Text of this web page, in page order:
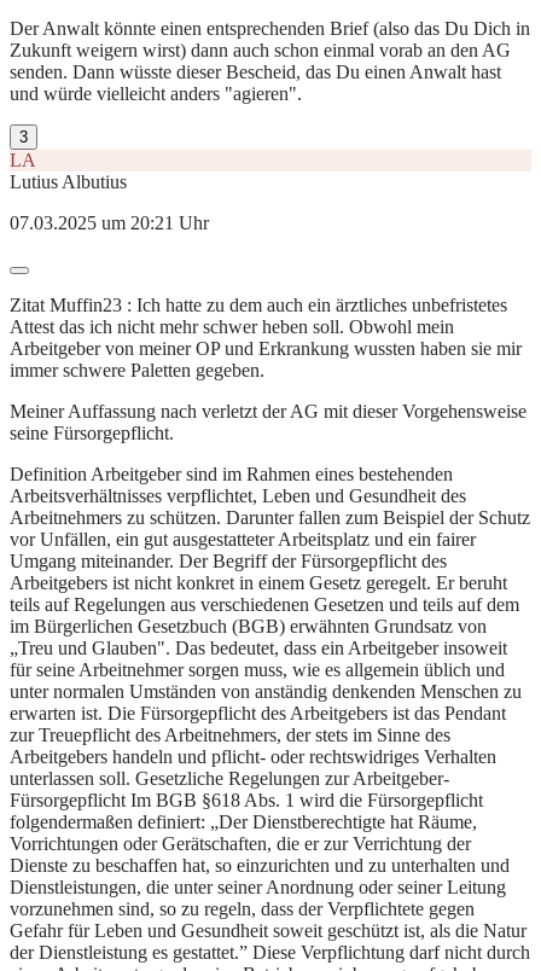
Der Anwalt könnte einen entsprechenden Brief (also das Du Dich in
Zukunft weigern wirst) dann auch schon einmal vorab an den AG
senden. Dann wüsste dieser Bescheid, das Du einen Anwalt hast
und würde vielleicht anders "agieren".
3
LA
Lutius Albutius
07.03.2025 um 20:21 Uhr
Zitat Muffin23 : Ich hatte zu dem auch ein ärztliches unbefristetes
Attest das ich nicht mehr schwer heben soll. Obwohl mein
Arbeitgeber von meiner OP und Erkrankung wussten haben sie mir
immer schwere Paletten gegeben.
Meiner Auffassung nach verletzt der AG mit dieser Vorgehensweise
seine Fürsorgepflicht.
Definition Arbeitgeber sind im Rahmen eines bestehenden
Arbeitsverhältnisses verpflichtet, Leben und Gesundheit des
Arbeitnehmers zu schützen. Darunter fallen zum Beispiel der Schutz
vor Unfällen, ein gut ausgestatteter Arbeitsplatz und ein fairer
Umgang miteinander. Der Begriff der Fürsorgepflicht des
Arbeitgebers ist nicht konkret in einem Gesetz geregelt. Er beruht
teils auf Regelungen aus verschiedenen Gesetzen und teils auf dem
im Bürgerlichen Gesetzbuch (BGB) erwähnten Grundsatz von
„Treu und Glauben". Das bedeutet, dass ein Arbeitgeber insoweit
für seine Arbeitnehmer sorgen muss, wie es allgemein üblich und
unter normalen Umständen von anständig denkenden Menschen zu
erwarten ist. Die Fürsorgepflicht des Arbeitgebers ist das Pendant
zur Treuepflicht des Arbeitnehmers, der stets im Sinne des
Arbeitgebers handeln und pflicht- oder rechtswidriges Verhalten
unterlassen soll. Gesetzliche Regelungen zur Arbeitgeber-
Fürsorgepflicht Im BGB §618 Abs. 1 wird die Fürsorgepflicht
folgendermaßen definiert: „Der Dienstberechtigte hat Räume,
Vorrichtungen oder Gerätschaften, die er zur Verrichtung der
Dienste zu beschaffen hat, so einzurichten und zu unterhalten und
Dienstleistungen, die unter seiner Anordnung oder seiner Leitung
vorzunehmen sind, so zu regeln, dass der Verpflichtete gegen
Gefahr für Leben und Gesundheit soweit geschützt ist, als die Natur
der Dienstleistung es gestattet.” Diese Verpflichtung darf nicht durch